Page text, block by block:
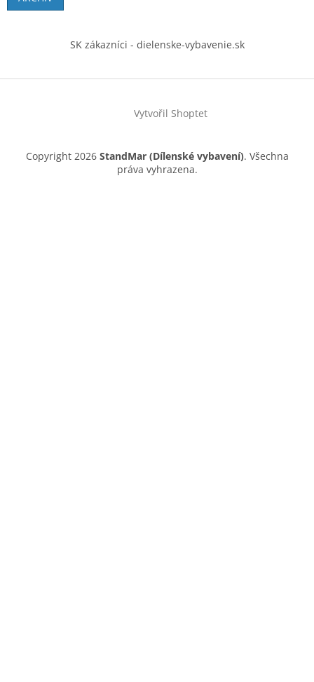
SK zákazníci - dielenske-vybavenie.sk
Vytvořil Shoptet
Copyright 2026 StandMar (Dílenské vybavení). Všechna
práva vyhrazena.